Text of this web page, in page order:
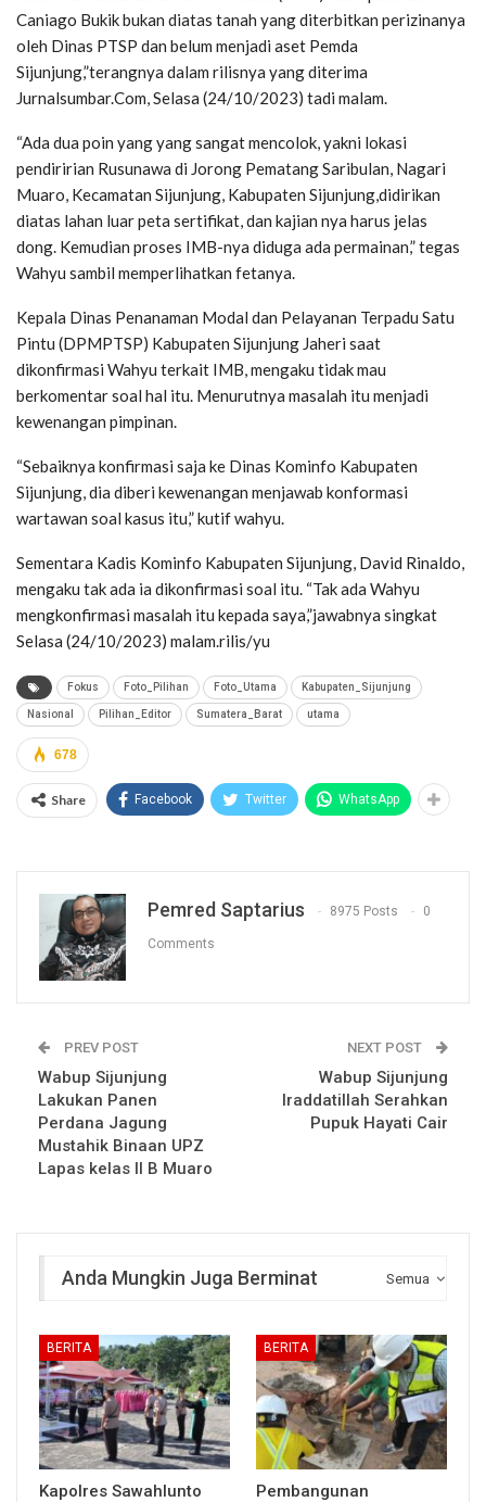
Caniago Bukik bukan diatas tanah yang diterbitkan perizinanya
oleh Dinas PTSP dan belum menjadi aset Pemda
Sijunjung,”terangnya dalam rilisnya yang diterima
Jurnalsumbar.Com, Selasa (24/10/2023) tadi malam.
“Ada dua poin yang yang sangat mencolok, yakni lokasi
pendiririan Rusunawa di Jorong Pematang Saribulan, Nagari
Muaro, Kecamatan Sijunjung, Kabupaten Sijunjung,didirikan
diatas lahan luar peta sertifikat, dan kajian nya harus jelas
dong. Kemudian proses IMB-nya diduga ada permainan,” tegas
Wahyu sambil memperlihatkan fetanya.
Kepala Dinas Penanaman Modal dan Pelayanan Terpadu Satu
Pintu (DPMPTSP) Kabupaten Sijunjung Jaheri saat
dikonfirmasi Wahyu terkait IMB, mengaku tidak mau
berkomentar soal hal itu. Menurutnya masalah itu menjadi
kewenangan pimpinan.
“Sebaiknya konfirmasi saja ke Dinas Kominfo Kabupaten
Sijunjung, dia diberi kewenangan menjawab konformasi
wartawan soal kasus itu,” kutif wahyu.
Sementara Kadis Kominfo Kabupaten Sijunjung, David Rinaldo,
mengaku tak ada ia dikonfirmasi soal itu. “Tak ada Wahyu
mengkonfirmasi masalah itu kepada saya,”jawabnya singkat
Selasa (24/10/2023) malam.rilis/yu
Fokus Foto_Pilihan Foto_Utama Kabupaten_Sijunjung
Nasional Pilihan_Editor Sumatera_Barat utama
678
Share Facebook Twitter WhatsApp
Pemred Saptarius 8975 Posts 0
Comments
PREV POST
Wabup Sijunjung
Lakukan Panen
Perdana Jagung
Mustahik Binaan UPZ
Lapas kelas II B Muaro
NEXT POST
Wabup Sijunjung
Iraddatillah Serahkan
Pupuk Hayati Cair
Semua
Anda Mungkin Juga Berminat
BERITA
Kapolres Sawahlunto
BERITA
Pembangunan